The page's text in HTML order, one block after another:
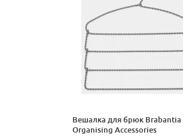
Вешалка для брюк Brabantia
Organising Accessories